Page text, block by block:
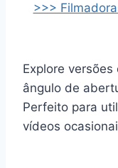
>>>
Explore
ângulo de
Perfeito para
vídeos